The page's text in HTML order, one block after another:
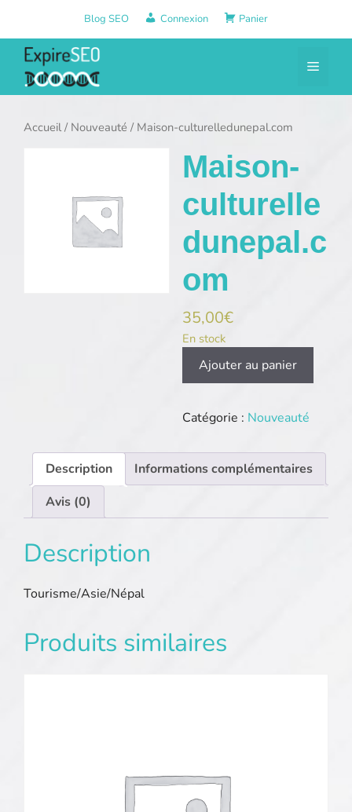
contenu
Blog SEO Connexion Panier
Menu
Accueil/ Nouveauté / Maison-culturelledunepal.com
Maison-
culturelle
dunepal.c
om
35,00€
En stock
quantité
culturelledunepal.com
Ajouter au panier
Catégorie : Nouveauté
Description
Informations complémentaires
Avis (0)
Description
Tourisme/Asie/Népal
Produits similaires